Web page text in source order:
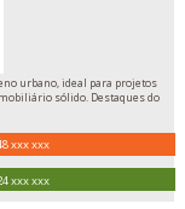
urbano, ideal para projetos
Destaques do
xxx xxx
xxx xxx